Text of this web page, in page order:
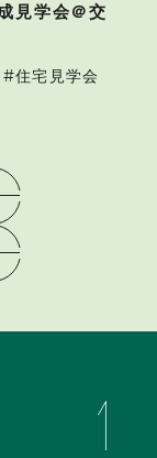
見学会＠交
住宅見学会